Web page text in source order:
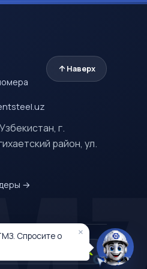
Наверх
г.
район, ул.
→
×
Спросите о